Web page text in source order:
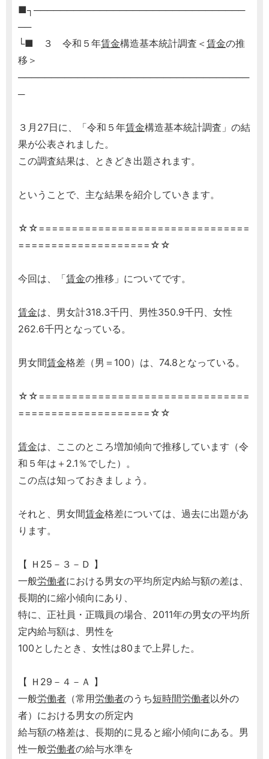
■┐────────────────────────────────
──
└■ ３ 令和５年賃金構造基本統計調査＜ 賃金の推
移＞
───────────────────────────────────
─
３月27日に、「令和５年賃金構造基本統計調査」の結
果が公表されました。
この調査結果は、ときどき出題されます。
ということで、主な結果を紹介していきます。
☆☆================================
====================☆☆
今回は、「賃金の推移」についてです。
賃金は、男女計318.3千円、男性350.9千円、女性
262.6千円となっている。
男女間賃金格差（男＝100）は、74.8となっている。
☆☆================================
====================☆☆
賃金は、ここのところ増加傾向で推移しています（令
和５年は＋2.1％でした）。
この点は知っておきましょう。
それと、男女間賃金格差については、過去に出題があ
ります。
【 Ｈ25－３－Ｄ 】
一般労働者における男女の平均所定内給与額の差は、
長期的に縮小傾向にあり、
特に、正社員・正職員の場合、2011年の男女の平均所
定内給与額は、男性を
100としたとき、女性は80まで上昇した。
【 Ｈ29－４－Ａ 】
一般労働者 （常用労働者のうち短時間労働者以外の
者）における男女の所定内
給与額の格差は、長期的に見ると縮小傾向にある。男
性一般労働者の給与水準を